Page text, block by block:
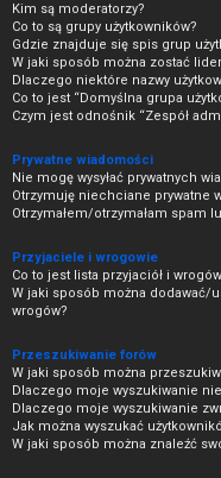
Kim są moderatorzy?
Co to są grupy użytkowników?
Gdzie znajduje się spis grup
W jaki sposób można zostać
Dlaczego niektóre nazwy
Co to jest “Domyślna grupa
Czym jest odnośnik “Zespół
Prywatne wiadomości
Nie mogę wysyłać prywatnych
Otrzymuję niechciane prywatne
Otrzymałem/otrzymałam spam
Przyjaciele i wrogowie
Co to jest lista przyjaciół i
W jaki sposób można dodawać/
wrogów?
Przeszukiwanie forów
W jaki sposób można
Dlaczego moje wyszukiwanie
Dlaczego moje wyszukiwanie
Jak można wyszukać
W jaki sposób można znaleźć